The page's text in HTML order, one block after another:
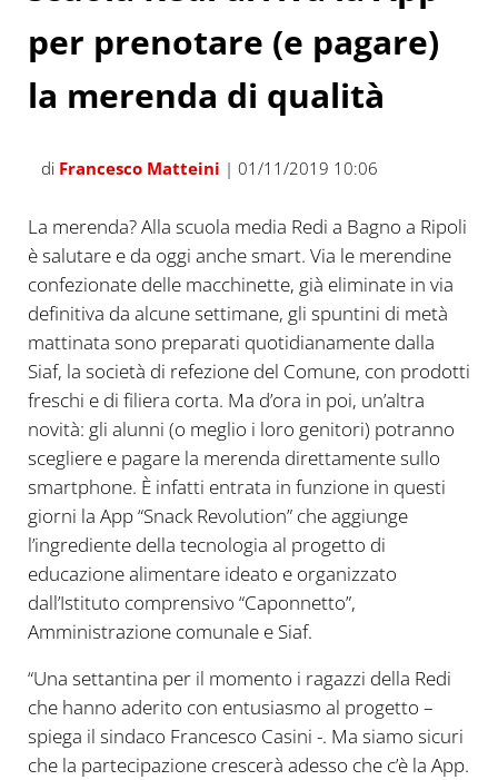
per prenotare (e pagare)
la merenda di qualità
di Francesco Matteini | 01/11/2019 10:06
La merenda? Alla scuola media Redi a Bagno a Ripoli
è salutare e da oggi anche smart. Via le merendine
confezionate delle macchinette, già eliminate in via
definitiva da alcune settimane, gli spuntini di metà
mattinata sono preparati quotidianamente dalla
Siaf, la società di refezione del Comune, con prodotti
freschi e di filiera corta. Ma d’ora in poi, un’altra
novità: gli alunni (o meglio i loro genitori) potranno
scegliere e pagare la merenda direttamente sullo
smartphone. È infatti entrata in funzione in questi
giorni la App “Snack Revolution” che aggiunge
l’ingrediente della tecnologia al progetto di
educazione alimentare ideato e organizzato
dall’Istituto comprensivo “Caponnetto”,
Amministrazione comunale e Siaf.
“Una settantina per il momento i ragazzi della Redi
che hanno aderito con entusiasmo al progetto –
spiega il sindaco Francesco Casini -. Ma siamo sicuri
che la partecipazione crescerà adesso che c’è la App.